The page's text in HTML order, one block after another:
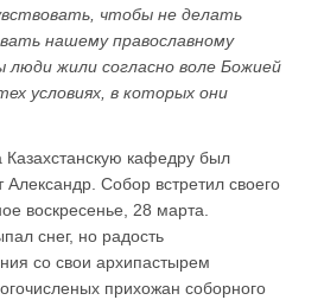
чтобы не делать
нашему православному
жили согласно воле Божией
условиях, в которых они
Казахстанскую кафедру был
Александр. Собор встретил своего
воскресенье, 28 марта.
снег, но радость
со свои архипастырем
прихожан соборного